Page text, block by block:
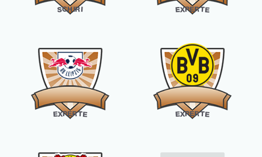
SCHIRI EXPERTE
EXPERTE EXPERTE